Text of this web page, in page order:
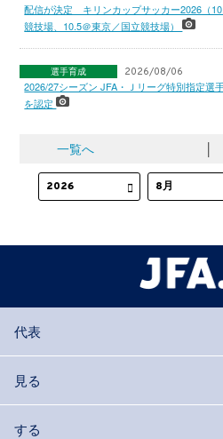
配信が決定 キリンカップサッカー2026（
競技場、10.5＠東京／国立競技場）
選手育成 2026/08/06
2026/27シーズン JFA・Ｊリーグ特別指定選
を認定
一覧へ │
代表
見る
する